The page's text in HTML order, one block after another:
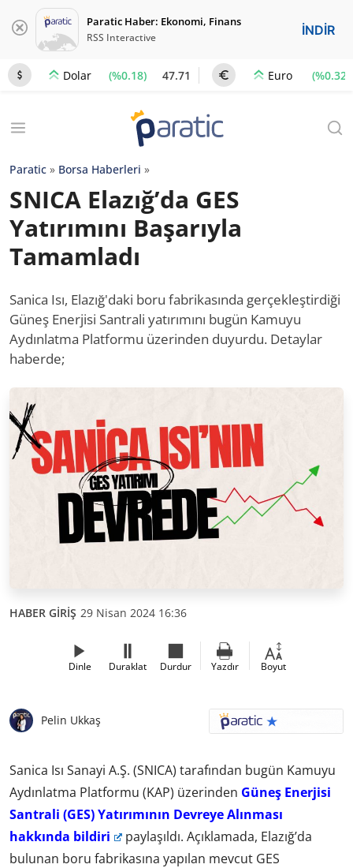
Paratic Haber: Ekonomi, Finans
RSS Interactive İNDİR
Dolar (%0.18) 47.71 Euro (%0.32)
Paratic » Borsa Haberleri »
SNICA Elazığ’da GES
Yatırımını Başarıyla
Tamamladı
Sanica Isı, Elazığ'daki boru fabrikasında gerçekleştirdiği
Güneş Enerjisi Santrali yatırımını bugün Kamuyu
Aydınlatma Platformu üzerinden duyurdu. Detaylar
haberde;
HABER GİRİŞ 29 Nisan 2024 16:36
Dinle Duraklat Durdur Yazdır Boyut
Pelin Ukkaş
Sanica Isı Sanayi A.Ş. (SNICA) tarafından bugün Kamuyu
Aydınlatma Platformu (KAP) üzerinden Güneş Enerjisi
Santrali (GES) Yatırımının Devreye Alınması
hakkında bildiri
paylaşıldı. Açıklamada, Elazığ’da
bulunan boru fabrikasına yapılan mevcut GES